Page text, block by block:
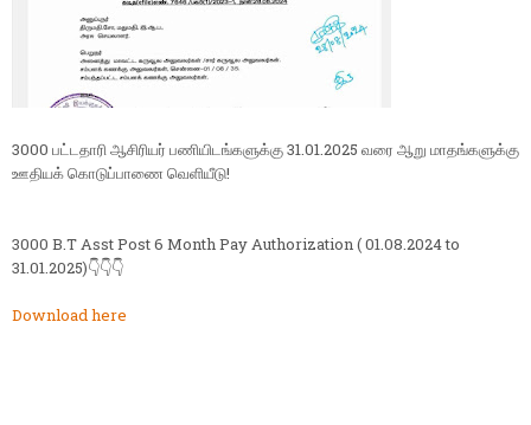
3000 பட்டதாரி ஆசிரியர் பணியிடங்களுக்கு 31.01.2025 வரை ஆறு மாதங்களுக்கு
ஊதியக் கொடுப்பாணை வெளியீடு!
3000 B.T Asst Post 6 Month Pay Authorization ( 01.08.2024 to
31.01.2025)👇👇👇
Download here